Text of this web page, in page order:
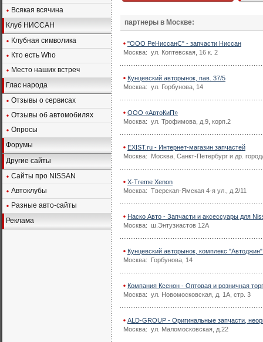
Всякая всячина
Клуб НИССАН
Клубная символика
Кто есть Who
Место наших встреч
Глас народа
Отзывы о сервисах
Отзывы об автомобилях
Опросы
Форумы
Другие сайты
Сайты про NISSAN
Автоклубы
Разные авто-сайты
Реклама
партнеры в Москве:
"ООО РеНиссанС" - запчасти Ниссан
Москва: ул. Коптевская, 16 к. 2
Кунцевский авторынок, пав. 37/5
Москва: ул. Горбунова, 14
ООО «АвтоКиП»
Москва: ул. Трофимова, д.9, корп.2
EXIST.ru - Интернет-магазин запчастей
Москва: Москва, Санкт-Петербург и др.
X-Treme Xenon
Москва: Тверская-Ямская 4-я ул., д.2/11
Наско Авто - Запчасти и аксессуары для
Москва: ш.Энтузиастов 12А
Кунцевский авторынок, комплекс
Москва: Горбунова, 14
Компания Ксенон - Оптовая и розничная
Москва: ул. Новомосковская, д. 1А, стр. 3
ALD-GROUP - Оригинальные запчасти,
Москва: ул. Маломосковская, д.22